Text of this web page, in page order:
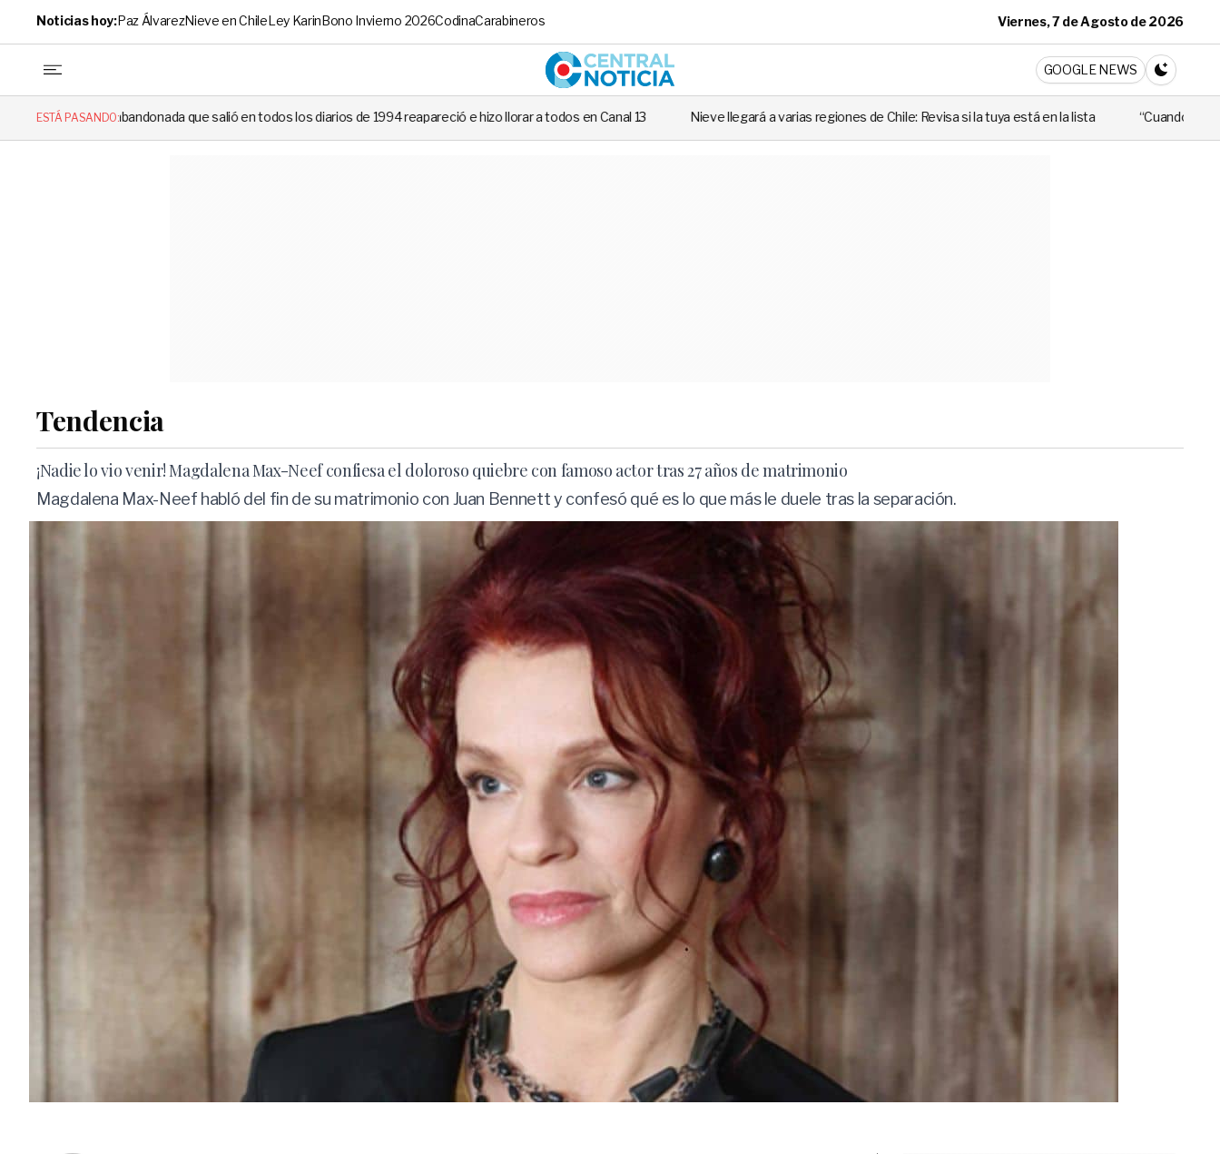
Noticias hoy:Paz ÁlvarezNieve en ChileLey KarinBono Invierno 2026CodinaCarabineros Viernes, 7 de Agosto de 2026
Central Noticia
GOOGLE NEWS
CAMBIA A
ESTÁ PASANDO:
que salió en todos los diarios de 1994 reapareció e hizo llorar a todos en Canal 13 Nieve llegará a varias regiones de Chile: Revisa si la tuya está en la lista “Cuando alguien utiliza mal esa ley,
Tendencia
¡Nadie lo vio venir! Magdalena Max-Neef confiesa el doloroso quiebre con famoso actor tras 27 años de matrimonio
Magdalena Max-Neef habló del fin de su matrimonio con Juan Bennett y confesó qué es lo que más le duele tras la separación.